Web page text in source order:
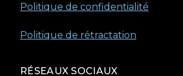
Politique de confidentialité
Politique de rétractation
RÉSEAUX SOCIAUX